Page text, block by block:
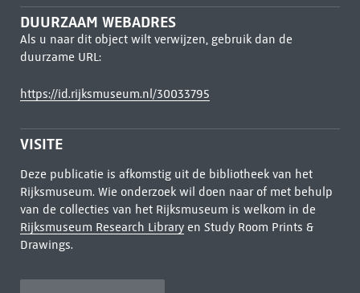
DUURZAAM WEBADRES
Als u naar dit object wilt verwijzen, gebruik dan de
duurzame URL:
https://id.rijksmuseum.nl/30033795
VISITE
Deze publicatie is afkomstig uit de bibliotheek van het
Rijksmuseum. Wie onderzoek wil doen naar of met behulp
van de collecties van het Rijksmuseum is welkom in de
Rijksmuseum Research Libraryen Study Room Prints &
Drawings.